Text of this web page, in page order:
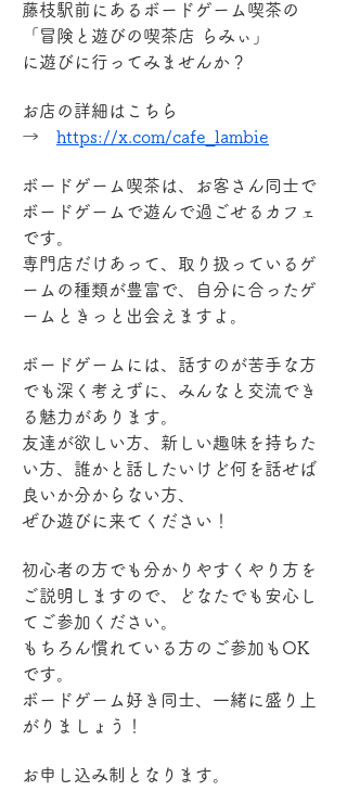
藤枝駅前にあるボードゲーム喫茶の
「冒険と遊びの喫茶店 らみぃ」
に遊びに行ってみませんか？
お店の詳細はこちら
→ https://x.com/cafe_lambie
ボードゲーム喫茶は、お客さん同士で
ボードゲームで遊んで過ごせるカフェ
です。
専門店だけあって、取り扱っているゲ
ームの種類が豊富で、自分に合ったゲ
ームときっと出会えますよ。
ボードゲームには、話すのが苦手な方
でも深く考えずに、みんなと交流でき
る魅力があります。
友達が欲しい方、新しい趣味を持ちた
い方、誰かと話したいけど何を話せば
良いか分からない方、
ぜひ遊びに来てください！
初心者の方でも分かりやすくやり方を
ご説明しますので、どなたでも安心し
てご参加ください。
もちろん慣れている方のご参加もOK
です。
ボードゲーム好き同士、一緒に盛り上
がりましょう！
お申し込み制となります。